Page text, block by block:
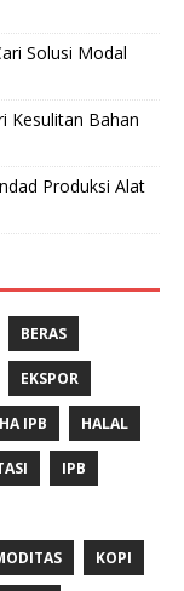
Solusi Modal
Kesulitan Bahan
Produksi Alat
BERAS
EKSPOR
HA IPB HALAL
IPB
KOPI